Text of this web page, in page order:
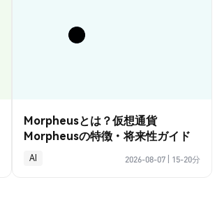
Morpheusとは？仮想通貨
Morpheusの特徴・将来性ガイド
AI 2026-08-07 15-20分